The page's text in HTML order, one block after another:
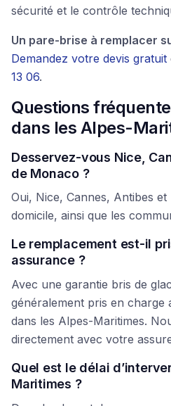
sécurité et le contrôle
Un pare-brise à remplacer
Demandez votre devis gratuit
13 06.
Questions
dans les Alpes-
Desservez-vous Nice,
de Monaco ?
Oui, Nice, Cannes, Antibes
domicile, ainsi que les
Le remplacement est-il
assurance ?
Avec une garantie bris de
généralement pris en charge
dans les Alpes-Maritimes.
directement avec votre
Quel est le délai
Maritimes ?